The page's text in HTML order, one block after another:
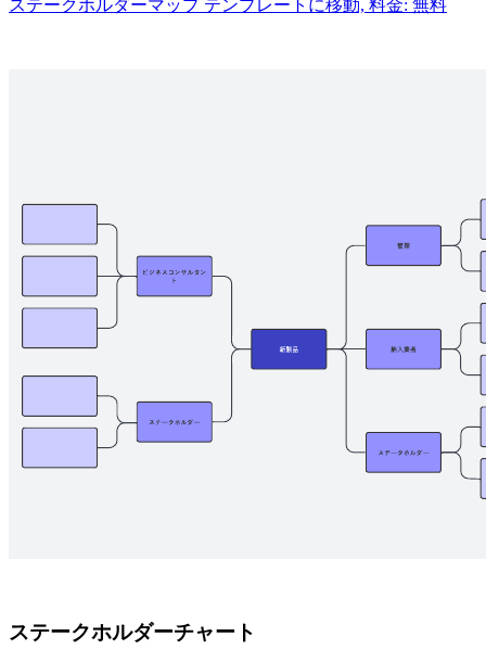
ステークホルダーマップ テンプレートに移動, 料金: 無料
ステークホルダーチャート